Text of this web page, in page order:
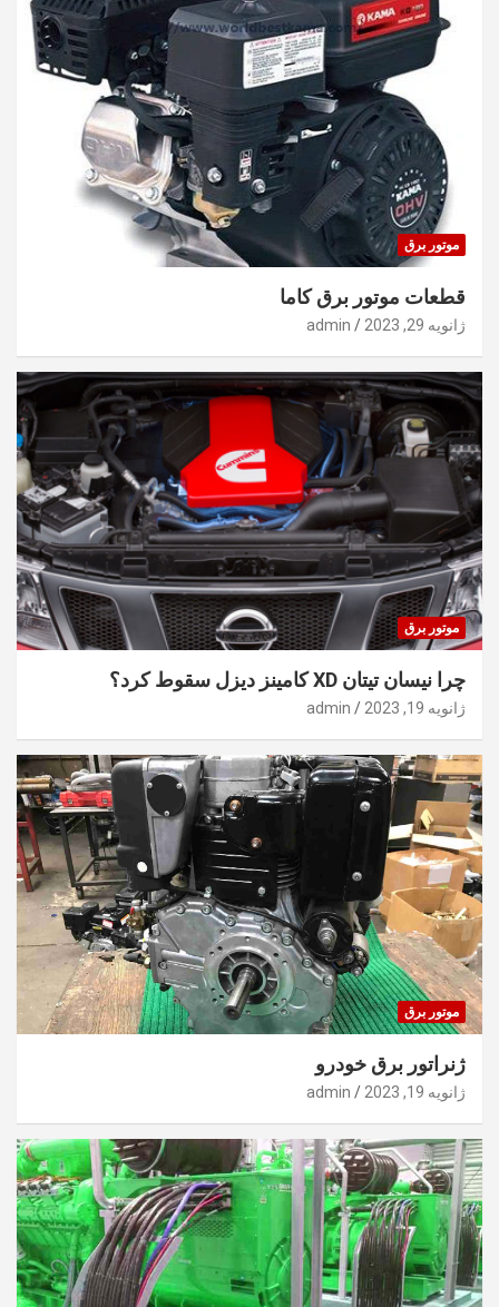
موتور برق
قطعات موتور برق کاما
ژانویه 29, 2023 admin
موتور برق
چرا نیسان تیتان XD کامینز دیزل سقوط کرد؟
ژانویه 19, 2023 admin
موتور برق
ژنراتور برق خودرو
ژانویه 19, 2023 admin